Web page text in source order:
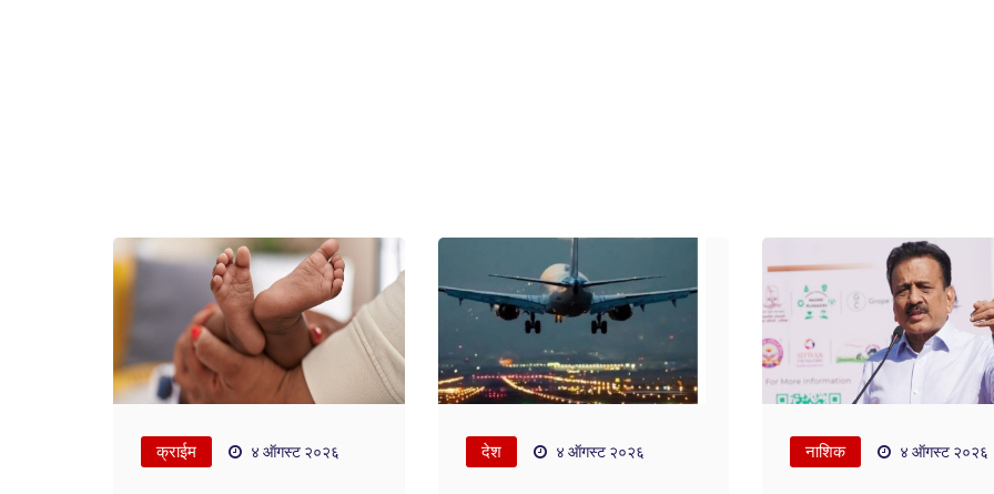
क्राईम ४ ऑगस्ट २०२६ देश ४ ऑगस्ट २०२६ नाशिक ४ ऑगस्ट २०२६